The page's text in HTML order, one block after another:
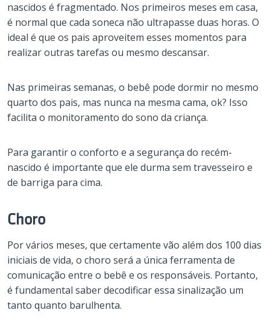
nascidos é fragmentado. Nos primeiros meses em casa,
é normal que cada soneca não ultrapasse duas horas. O
ideal é que os pais aproveitem esses momentos para
realizar outras tarefas ou mesmo descansar.
Nas primeiras semanas, o bebê pode dormir no mesmo
quarto dos pais, mas nunca na mesma cama, ok? Isso
facilita o monitoramento do sono da criança.
Para garantir o conforto e a segurança do recém-
nascido é importante que ele durma sem travesseiro e
de barriga para cima.
Choro
Por vários meses, que certamente vão além dos 100 dias
iniciais de vida, o choro será a única ferramenta de
comunicação entre o bebê e os responsáveis. Portanto,
é fundamental saber decodificar essa sinalização um
tanto quanto barulhenta.